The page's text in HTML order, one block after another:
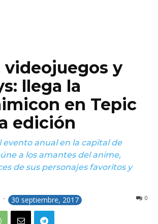
videojuegos y
llega la
en Tepic
edición
evento anual en la capital de
a los amantes del anime,
de sus personajes favoritos y
- 30 septiembre, 2017 0